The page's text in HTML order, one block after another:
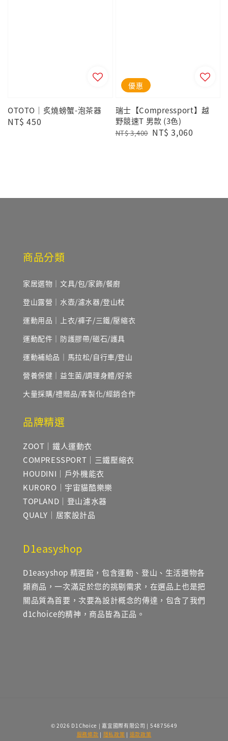
OTOTO｜炙燒螃蟹-泡茶器
Regular
NT$ 450
優惠
瑞士【Compressport】越
野競速T 男款 (3色)
Regular
NT$ 3,400 Sale
NT$ 3,060
商品分類
家居選物｜文具/包/家飾/餐廚
登山露營｜水壺/濾水器/登山杖
運動用品｜上衣/褲子/三鐵/壓縮衣
運動配件｜防護膠帶/磁石/護具
運動補給品｜馬拉松/自行車/登山
營養保健｜益生菌/調理身體/好茶
大量採購/禮贈品/客製化/經銷合作
品牌精選
ZOOT｜鐵人運動衣
COMPRESSPORT｜三鐵壓縮衣
HOUDINI｜戶外機能衣
KURORO｜宇宙貓酷樂樂
TOPLAND｜登山濾水器
QUALY｜居家設計品
D1easyshop
D1easyshop 精選館，包含運動、登山、生活選物各
類商品，一次滿足於您的挑剔需求，在選品上也是把
關品質為首要，次要為設計概念的傳達，包含了我們
d1choice的精神，商品皆為正品。
© 2026 D1Choice | 嘉宜國際有限公司 | 54875649
服務條款 | 隱私政策 | 退款政策